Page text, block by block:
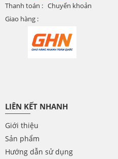
Thanh toán : Chuyển khoản
Giao hàng :
LIÊN KẾT NHANH
Giới thiệu
Sản phẩm
Hướng dẫn sử dụng